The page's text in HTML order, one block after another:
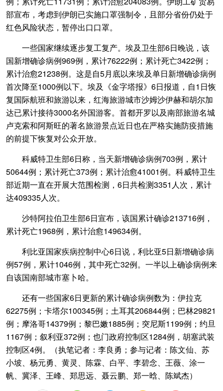
部宣布，考虑到伊朗已实施口罩强制令，且部分省份仍处于
红色风险状态，暂停出口口罩。
一些国家继续逐步复工复产。埃及卫生部6日晚说，该
国新增确诊病例969例，累计76222例；累计死亡3422例；
累计治愈21238例。这是自5月底以来埃及单日新增确诊病例
首次降至1000例以下。埃及《金字塔报》6日报道，自1日恢
复国际航班和旅游以来，红海旅游城市沙姆沙伊赫和胡尔加
达已累计接待3000名外国游客。首都开罗以及南部旅游名城
卢克索和阿斯旺的著名旅游景点近日也在严格实施防疫措施
的前提下恢复对公众开放。
科威特卫生部6日称，当天新增确诊病例703例，累计
50644例；累计死亡373例；累计治愈41001例。科威特卫生
部近期一直在开展大范围检测，6日共检测3351人次，累计
达409335人次。
沙特阿拉伯卫生部6日宣布，该国累计确诊213716例，
累计死亡1968例，累计治愈149634例。
利比亚国家疾病控制中心6日说，利比亚5日新增确诊病
例57例，累计1046例，其中死亡32例。一半以上确诊病例来
自该国南部城市塞卜哈。
还有一些国家6日更新的累计确诊病例数为：伊拉克
62275例；卡塔尔100345例；土耳其206844例；巴林29821
例；摩洛哥14379例；黎巴嫩1885例；突尼斯1199例；约旦
1167例；叙利亚372例；也门政府控制区1284例，胡塞武装
控制区4例。（执笔记者：李良勇；参与记者：陈文仙、苏
小坡、杨元勇、黄灵、陈霖、白平、李碧念、王薇、涂一
帆、冀泽、王峰、郑思远、聂云鹏、郑一晗、陈斌杰）